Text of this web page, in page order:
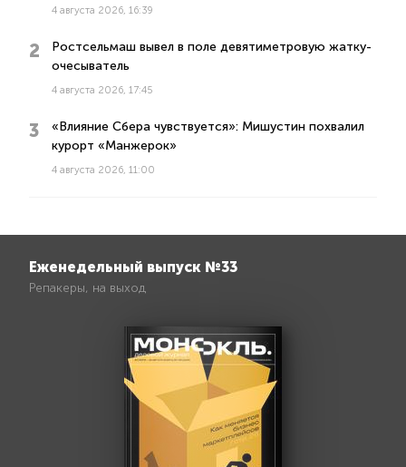
4 августа 2026, 16:39
Ростсельмаш вывел в поле девятиметровую жатку-
очесыватель
4 августа 2026, 17:45
«Влияние Сбера чувствуется»: Мишустин похвалил
курорт «Манжерок»
4 августа 2026, 11:00
Еженедельный выпуск №33
Репакеры, на выход